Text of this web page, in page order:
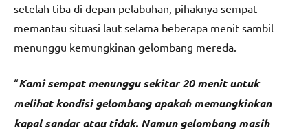
setelah tiba di depan pelabuhan, pihaknya sempat
memantau situasi laut selama beberapa menit sambil
menunggu kemungkinan gelombang mereda.
“Kami sempat menunggu sekitar 20 menit untuk
melihat kondisi gelombang apakah memungkinkan
kapal sandar atau tidak. Namun gelombang masih